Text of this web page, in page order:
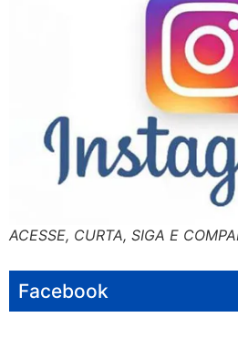
ACESSE, CURTA, SIGA E
Facebook